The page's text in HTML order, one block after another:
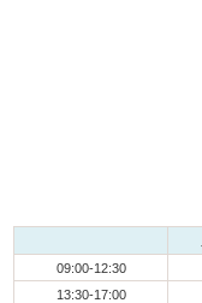
09:00-12:30
13:30-17:00